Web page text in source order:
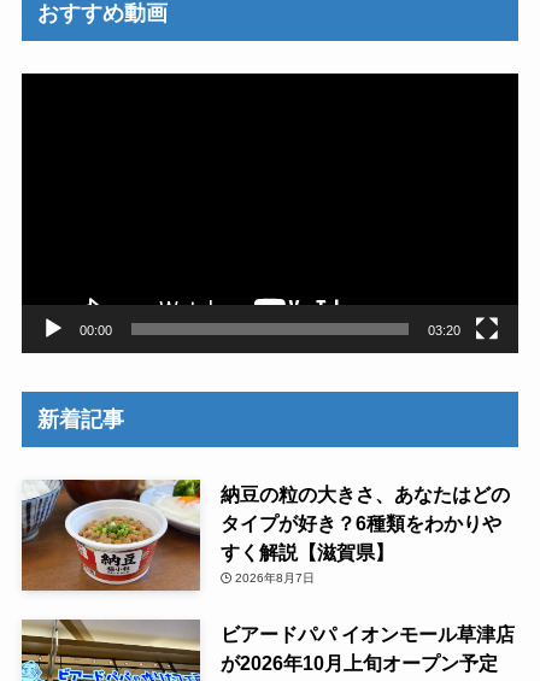
おすすめ動画
00:00 03:20
新着記事
納豆の粒の大きさ、あなたはどの
タイプが好き？6種類をわかりや
すく解説【滋賀県】
2026年8月7日
ビアードパパ イオンモール草津店
が2026年10月上旬オープン予定